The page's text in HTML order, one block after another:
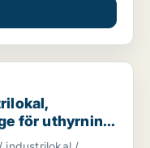
eller
för uthyrning